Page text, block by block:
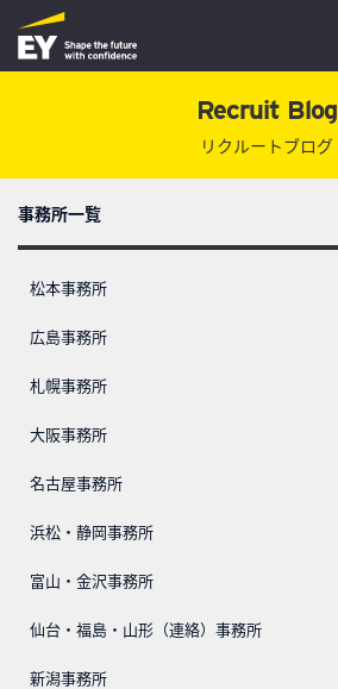
Recruit Blog
リクルートブログ
事務所一覧
松本事務所
広島事務所
札幌事務所
大阪事務所
名古屋事務所
浜松・静岡事務所
富山・金沢事務所
仙台・福島・山形（連絡）事務所
新潟事務所